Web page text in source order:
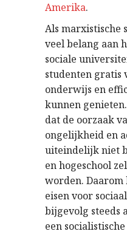
Amerika.
Als marxistische
veel belang aan
sociale
studenten gratis
onderwijs en
kunnen
dat de oorzaak
ongelijkheid en
uiteindelijk niet
en hogeschool
worden. Daarom
eisen voor
bijgevolg steeds
een